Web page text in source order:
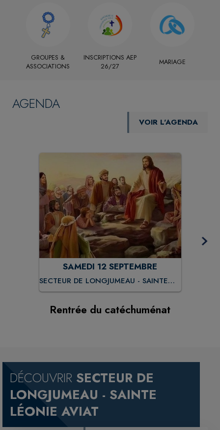
GROUPES &
ASSOCIATIONS
INSCRIPTIONS AEP
26/27
MARIAGE
AGENDA
VOIR L'AGENDA
SAMEDI 12 SEPTEMBRE
SECTEUR DE LONGJUMEAU - SAINTE
LÉONIE AVIAT
Rentrée du catéchuménat
DÉCOUVRIR SECTEUR DE
LONGJUMEAU - SAINTE
LÉONIE AVIAT